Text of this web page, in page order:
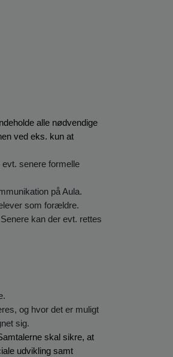
alle nødvendige
ved eks. kun at
evt. senere formelle
på Aula.
som forældre.
kan der evt. rettes
og hvor det er muligt
sig.
skal sikre, at
udvikling samt